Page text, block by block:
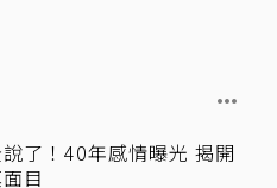
了！40年感情曝光 揭開
目